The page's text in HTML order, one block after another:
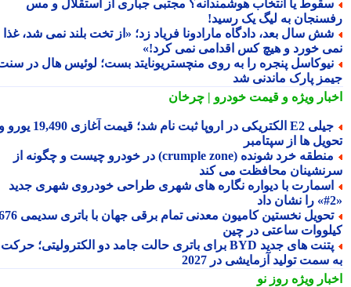
یا انتخاب هوشمندانه؟ مجتبی جباری از استقلال و مس
به لیگ یک رسید!
سال بعد، دادگاه مارادونا فریاد زد؛ «از تخت بلند نمی شد، غذا
خورد و هیچ کس اقدامی نمی کرد!»
پنجره را به روی منچستریونایتد بست؛ لوئیس هال در سنت
پارک ماندنی شد
ویژهو قیمت خودرو | چرخان
جیلی E2 الکتریکی در اروپا ثبت نام شد؛ قیمت آغازی 19,490 یورو و
ها از سپتامبر
منطقه خرد شونده (crumple zone) در خودرو چیست و چگونه از
محافظت می کند
با دیواره نگاره های شهری طراحی خودروی شهری جدید
تحویل نخستین کامیون معدنی تمام برقی جهان با باتری سدیمی 676
ساعتی در چین
پتنت های جدید BYD برای باتری حالت جامد دو الکترولیتی؛ حرکت
سمت تولید آزمایشی در 2027
ویژهروز نو